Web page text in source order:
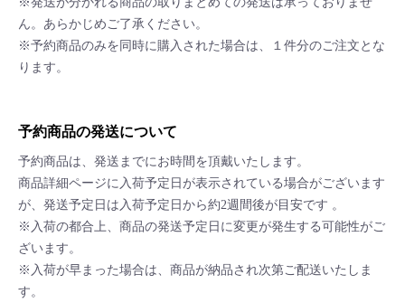
ん。あらかじめご了承ください。
※予約商品のみを同時に購入された場合は、１件分のご注文とな
ります。
予約商品の発送について
予約商品は、発送までにお時間を頂戴いたします。
商品詳細ページに入荷予定日が表示されている場合がございます
が、発送予定日は入荷予定日から約2週間後が目安です 。
※入荷の都合上、商品の発送予定日に変更が発生する可能性がご
ざいます。
※入荷が早まった場合は、商品が納品され次第ご配送いたしま
す。